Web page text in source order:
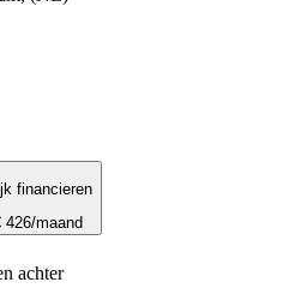
financieren
426/maand
achter